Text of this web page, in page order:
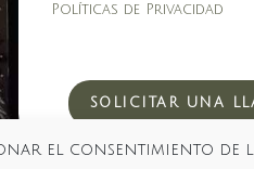
el consentimiento de
Políticas de Privacidad